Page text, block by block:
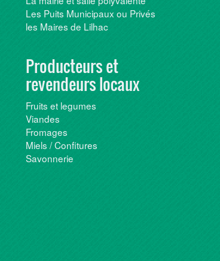
Les Puits Municipaux ou Privés
les Maires de Lilhac
Producteurs et
revendeurs locaux
Fruits et legumes
Viandes
Fromages
Miels / Confitures
Savonnerie